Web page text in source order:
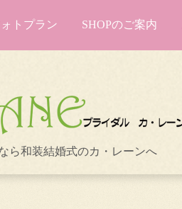
トプラン SHOPのご案内
ら和装結婚式のカ・レーンへ